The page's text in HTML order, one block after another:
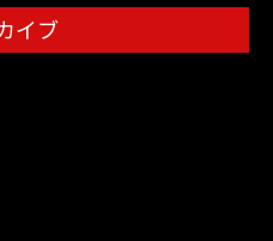
イブ